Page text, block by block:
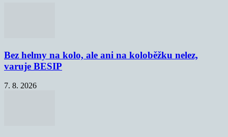
Bez helmy na kolo, ale ani na koloběžku nelez,
varuje BESIP
7. 8. 2026